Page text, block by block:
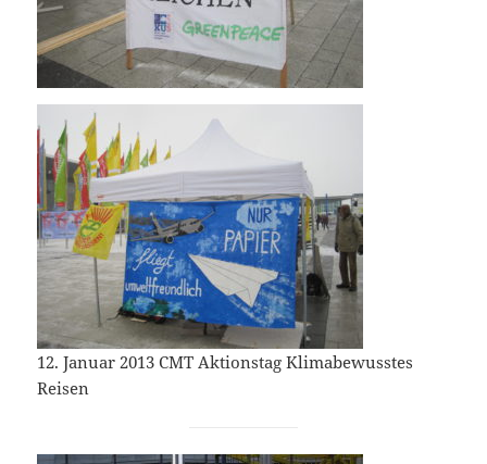
12. Januar 2013 CMT Aktionstag Klimabewusstes
Reisen